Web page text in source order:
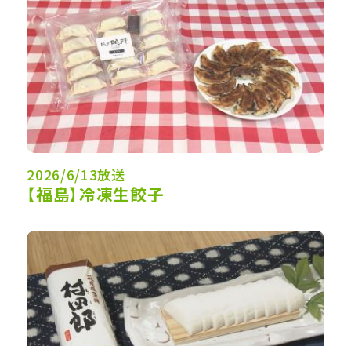
2026/6/13放送
【福島】冷凍生餃子